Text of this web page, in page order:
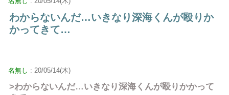
わからないんだ…いきなり深海くんが殴りか
かってきて…
名無し : 20/05/14(木)
>わからないんだ…いきなり深海くんが殴りかかって